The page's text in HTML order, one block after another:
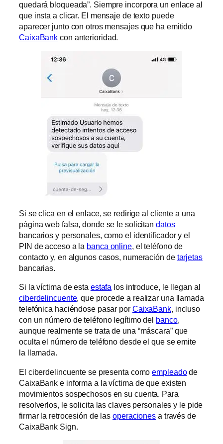
quedará bloqueada”. Siempre incorpora un enlace al
que insta a clicar. El mensaje de texto puede
aparecer junto con otros mensajes que ha emitido
CaixaBank con anterioridad.
Si se clica en el enlace, se redirige al cliente a una
página web falsa, donde se le solicitan datos
bancarios y personales, como el identificador y el
PIN de acceso a la banca online, el teléfono de
contacto y, en algunos casos, numeración de tarjetas
bancarias.
Si la víctima de esta estafa los introduce, le llegan al
ciberdelincuente, que procede a realizar una llamada
telefónica haciéndose pasar por CaixaBank, incluso
con un número de teléfono legítimo del banco,
aunque realmente se trata de una “máscara” que
oculta el número de teléfono desde el que se emite
la llamada.
El ciberdelincuente se presenta comoempleadode
CaixaBank e informa a la víctima de que existen
movimientos sospechosos en su cuenta. Para
resolverlos, le solicita las claves personales y le pide
firmar la retrocesión de lasoperaciones a través de
CaixaBank Sign.